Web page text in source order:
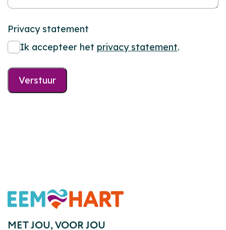
Privacy statement
Ik accepteer het privacy statement.
Verstuur
Footer
MET JOU,VOOR JOU